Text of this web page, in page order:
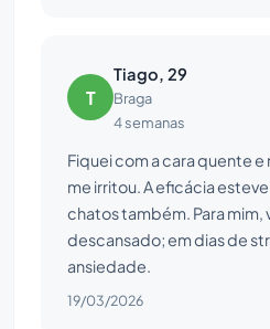
T
Tiago, 29
Braga
4 semanas
Fiquei com a cara quente
me irritou. A eficácia
chatos também. Para mim,
descansado; em dias de
ansiedade.
19/03/2026